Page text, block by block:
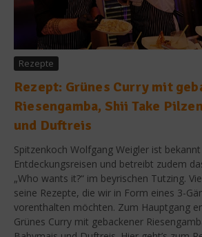
Rezepte
Rezept: Grünes Curry mit
Riesengamba, Shii Take
und Duftreis
Spitzenkoch Wolfgang Weigler ist
Entdeckungsreisen und betreibt zudem
„Who wants it?“ im beyrischen Tutzing.
seine Rezepte, die wir in Form eines 3-
vorenthalten möchten. Zum Hauptgang
Grünes Curry mit gebackener